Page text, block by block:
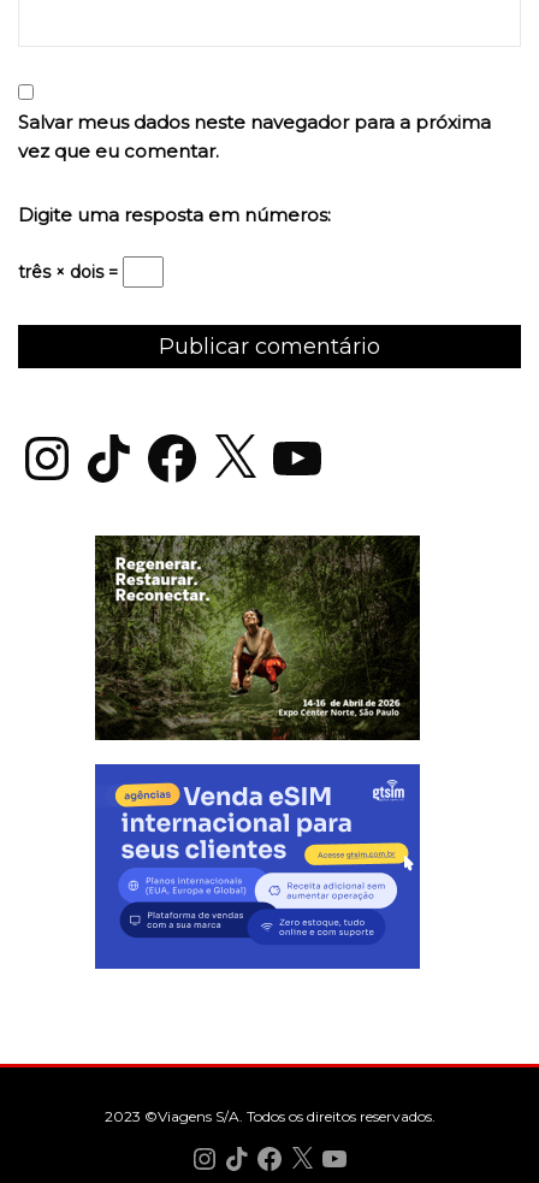
Salvar meus dados neste navegador para a próxima
vez que eu comentar.
Digite uma resposta em números:
três × dois =
InstagramTikTok Facebook
X YouTube
2023 ©Viagens S/A. Todos os direitos reservados.
Instagram
TikTokFacebook
X YouTube